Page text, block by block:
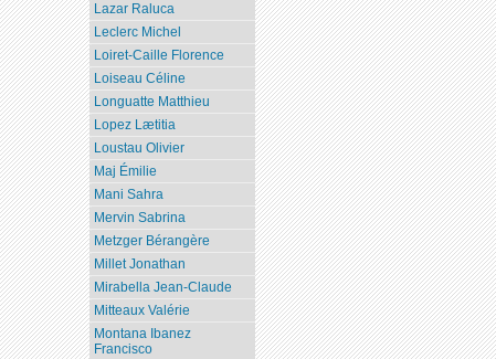
Lazar Raluca
Leclerc Michel
Loiret-Caille Florence
Loiseau Céline
Longuatte Matthieu
Lopez Lætitia
Loustau Olivier
Maj Émilie
Mani Sahra
Mervin Sabrina
Metzger Bérangère
Millet Jonathan
Mirabella Jean-Claude
Mitteaux Valérie
Montana Ibanez
Francisco